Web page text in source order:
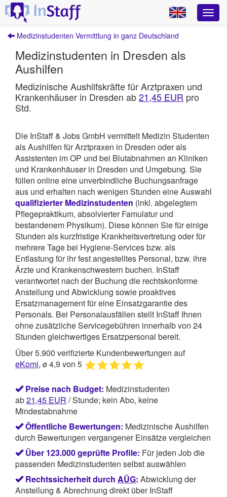
Medizinstudenten Vermittlung in ganz Deutschland
Medizinstudenten in Dresden als
Aushilfen
Medizinische Aushilfskräfte für Arztpraxen und
Krankenhäuser in Dresden ab21,45 EUR pro
Std.
Die InStaff & Jobs GmbH vermittelt Medizin Studenten
als Aushilfen für Arztpraxen in Dresden oder als
Assistenten im OP und bei Blutabnahmen an Kliniken
und Krankenhäuser in Dresden und Umgebung. Sie
füllen online eine unverbindliche Buchungsanfrage
aus und erhalten nach wenigen Stunden eine Auswahl
qualifizierter Medizinstudenten (inkl. abgelegtem
Pflegepraktikum, absolvierter Famulatur und
bestandenem Physikum). Diese können Sie für einige
Stunden als kurzfristige Krankheitsvertretung oder für
mehrere Tage bei Hygiene-Services bzw. als
Entlastung für ihr fest angestelltes Personal, bzw. ihre
Ärzte und Krankenschwestern buchen. InStaff
verantwortet nach der Buchung die rechtskonforme
Anstellung und Abwicklung sowie proaktives
Ersatzmanagement für eine Einsatzgarantie des
Personals. Bei Personalausfällen stellt InStaff Ihnen
ohne zusätzliche Servicegebühren innerhalb von 24
Stunden gleichwertiges Ersatzpersonal bereit.
Über 5.900 verifizierte Kundenbewertungen auf
eKomi, ø 4,9 von 5
Preise nach Budget: Medizinstudenten
ab21,45 EUR / Stunde; kein Abo, keine
Mindestabnahme
Öffentliche Bewertungen: Medizinische Aushilfen
durch Bewertungen vergangener Einsätze vergleichen
Über 123.000 geprüfte Profile: Für jeden Job die
passenden Medizinstudenten selbst auswählen
Rechtssicherheit durch AÜG: Abwicklung der
Anstellung & Abrechnung direkt über InStaff